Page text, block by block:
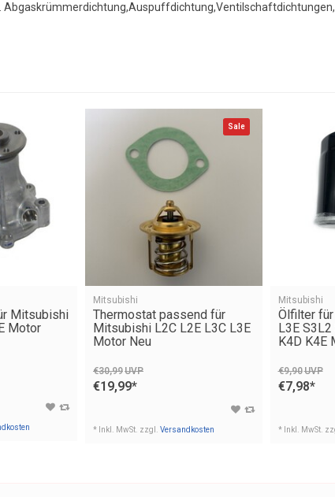
Mitsubishi
Motor
Sale
Mitsubishi
Thermostat passend für
Mitsubishi L2C L2E L3C L3E
Motor Neu
€30,99UVP
€19,99*
* Inkl. MwSt. zzgl. Versandkosten
Mitsubishi
Ölfilter
L3E
K4D K4E
€9,90UVP
€7,98*
* Inkl. MwSt.